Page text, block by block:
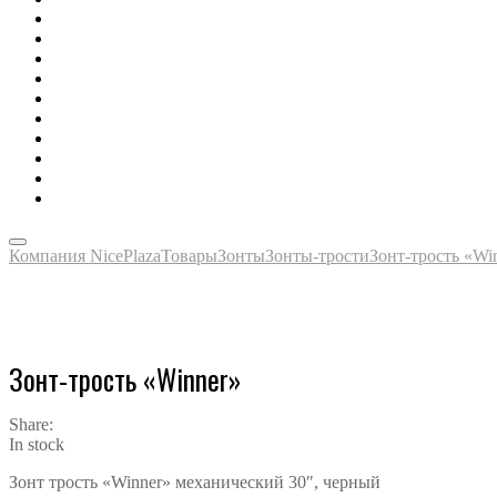
Компания NicePlazaТоварыЗонтыЗонты-тростиЗонт-трость
Зонт-трость «Winner»
Share:
In stock
Зонт трость «Winner» механический 30″, черный